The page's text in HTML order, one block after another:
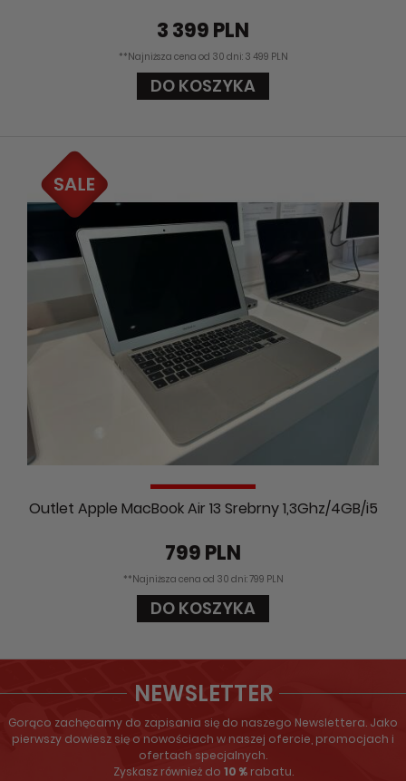
3 399 PLN
**Najniższa cena od 30 dni: 3 499 PLN
DO KOSZYKA
Outlet Apple MacBook Air 13 Srebrny 1,3Ghz/4GB/i5
799 PLN
**Najniższa cena od 30 dni: 799 PLN
DO KOSZYKA
NEWSLETTER
Gorąco zachęcamy do zapisania się do naszego Newslettera. Jako
pierwszy dowiesz się o nowościach w naszej ofercie, promocjach i
ofertach specjalnych.
Zyskasz również do 10 %rabatu.